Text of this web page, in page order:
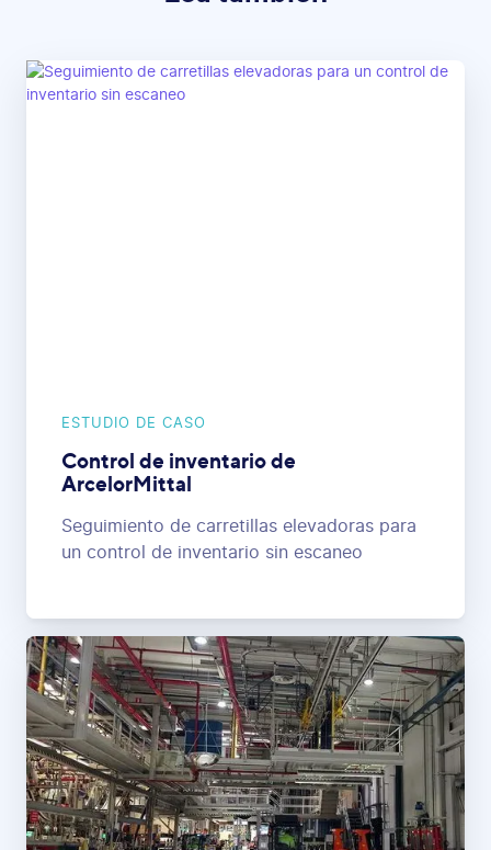
ESTUDIO DE CASO
Control de inventario de
ArcelorMittal
Seguimiento de carretillas elevadoras para
un control de inventario sin escaneo